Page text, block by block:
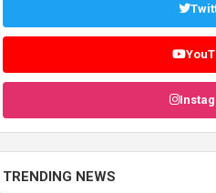
TRENDING NEWS